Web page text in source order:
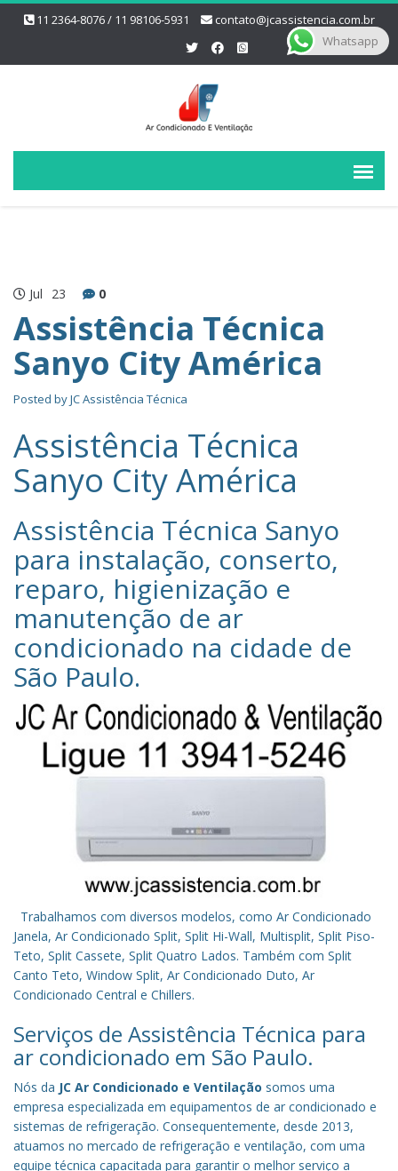
11 2364-8076 / 11 98106-5931 contato@jcassistencia.com.br
Jul 23 0
Assistência Técnica
Sanyo City América
Posted byJC Assistência Técnica
Assistência Técnica
Sanyo City América
Assistência Técnica Sanyo‎
para instalação, conserto,
reparo, higienização e
manutenção de ar
condicionado na cidade de
São Paulo.
Trabalhamos com diversos modelos, como Ar Condicionado
Janela, Ar Condicionado Split, Split Hi-Wall, Multisplit, Split Piso-
Teto, Split Cassete, Split Quatro Lados. Também com Split
Canto Teto, Window Split, Ar Condicionado Duto, Ar
Condicionado Central e Chillers.
Serviços de Assistência Técnica para
ar condicionado em São Paulo.
Nós da JC Ar Condicionado e Ventilação somos uma
empresa especializada em equipamentos de ar condicionado e
sistemas de refrigeração. Consequentemente, desde 2013,
atuamos no mercado de refrigeração e ventilação, com uma
equipe técnica capacitada para garantir o melhor serviço a
Whatsapp